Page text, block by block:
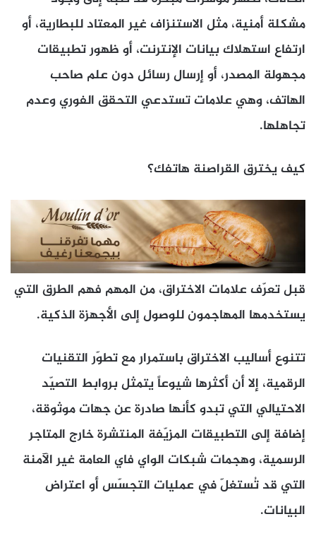
مشكلة أمنية، مثل الاستنزاف غير المعتاد للبطارية، أو
ارتفاع استهلاك بيانات الإنترنت، أو ظهور تطبيقات
مجهولة المصدر، أو إرسال رسائل دون علم صاحب
الهاتف، وهي علامات تستدعي التحقق الفوري وعدم
تجاهلها.
كيف يخترق القراصنة هاتفك؟
قبل تعرّف علامات الاختراق، من المهم فهم الطرق التي
يستخدمها المهاجمون للوصول إلى الأجهزة الذكية.
تتنوع أساليب الاختراق باستمرار مع تطوّر التقنيات
الرقمية، إلا أن أكثرها شيوعاً يتمثل بروابط التصيّد
الاحتيالي التي تبدو كأنها صادرة عن جهات موثوقة،
إضافة إلى التطبيقات المزيّفة المنتشرة خارج المتاجر
الرسمية، وهجمات شبكات الواي فاي العامة غير الآمنة
التي قد تُستغلّ في عمليات التجسّس أو اعتراض
البيانات.